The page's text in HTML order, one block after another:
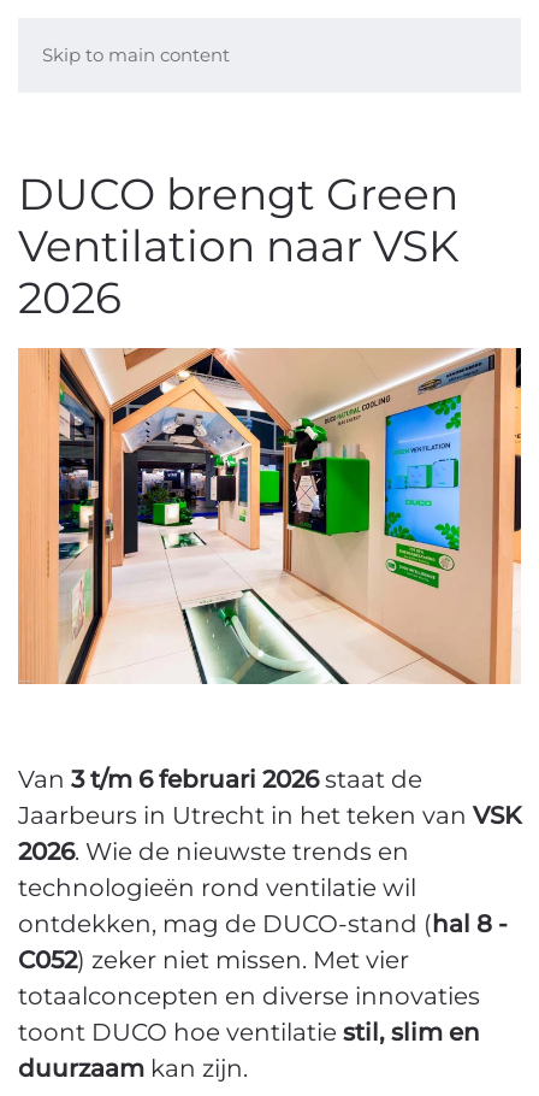
Skip to main content
DUCO brengt Green
Ventilation naar VSK
2026
Van 3 t/m 6 februari 2026staat de
Jaarbeurs in Utrecht in het teken van VSK
2026. Wie de nieuwste trends en
technologieën rond ventilatie wil
ontdekken, mag de DUCO-stand (hal 8 -
C052) zeker niet missen. Met vier
totaalconcepten en diverse innovaties
toont DUCO hoe ventilatie stil, slim en
duurzaam kan zijn.